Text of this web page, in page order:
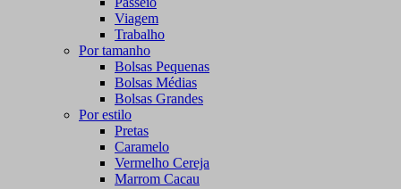
Viagem
Trabalho
Por tamanho
Bolsas Pequenas
Bolsas Médias
Bolsas Grandes
Por estilo
Pretas
Caramelo
Vermelho Cereja
Marrom Cacau